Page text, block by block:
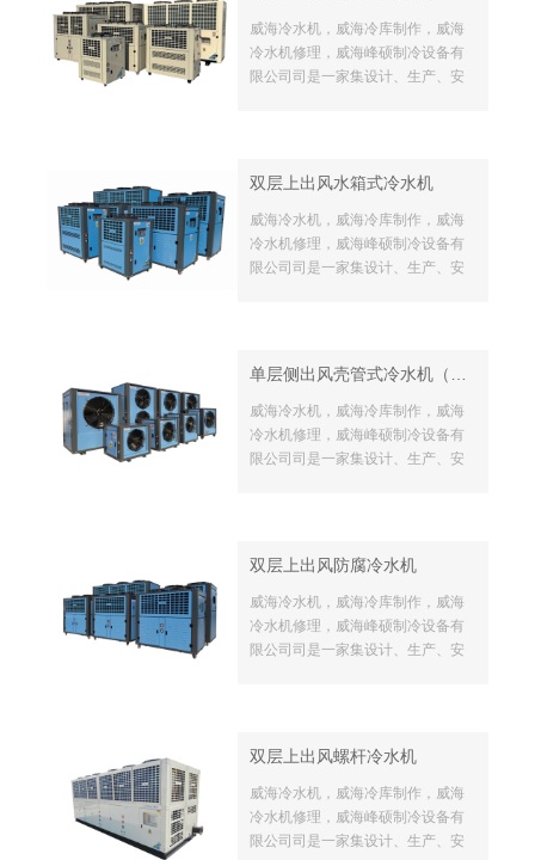
的发展打下了坚实的基础。
威海冷水机，威海冷库制作，威海
冷水机修理，威海峰硕制冷设备有
限公司司是一家集设计、生产、安
是生命，诚信就是做事的基本原
则”，通过多年不懈的努力，为公司
的发展打下了坚实的基础。
双层上出风水箱式冷水机
威海冷水机，威海冷库制作，威海
冷水机修理，威海峰硕制冷设备有
限公司司是一家集设计、生产、安
是生命，诚信就是做事的基本原
则”，通过多年不懈的努力，为公司
的发展打下了坚实的基础。
威海冷水机，威海冷库制作，威海
冷水机修理，威海峰硕制冷设备有
限公司司是一家集设计、生产、安
是生命，诚信就是做事的基本原
则”，通过多年不懈的努力，为公司
的发展打下了坚实的基础。
双层上出风防腐冷水机
威海冷水机，威海冷库制作，威海
冷水机修理，威海峰硕制冷设备有
限公司司是一家集设计、生产、安
是生命，诚信就是做事的基本原
则”，通过多年不懈的努力，为公司
的发展打下了坚实的基础。
双层上出风螺杆冷水机
威海冷水机，威海冷库制作，威海
冷水机修理，威海峰硕制冷设备有
限公司司是一家集设计、生产、安